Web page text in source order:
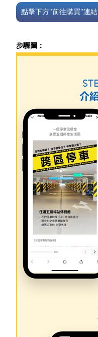
點擊下方"前往購買"連結
步驟圖：